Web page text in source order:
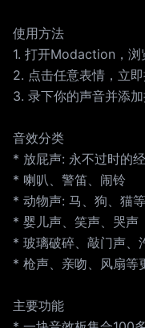
使用方法
1. 打开Modaction，浏
2. 点击任意表情，立
3. 录下你的声音并添
音效分类
* 放屁声: 永不过时的
* 喇叭、警笛、闹铃
* 动物声: 马、狗、猫等
* 婴儿声、笑声、哭声
* 玻璃破碎、敲门声、
* 枪声、亲吻、风扇等
主要功能